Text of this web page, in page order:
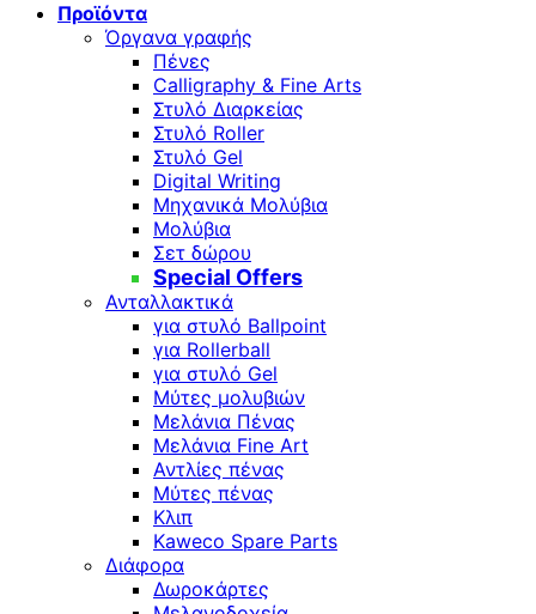
Προϊόντα
Όργανα γραφής
Πένες
Calligraphy & Fine Arts
Στυλό Διαρκείας
Στυλό Roller
Στυλό Gel
Digital Writing
Μηχανικά Μολύβια
Μολύβια
Σετ δώρου
Special Offers
Ανταλλακτικά
για στυλό Ballpoint
για Rollerball
για στυλό Gel
Μύτες μολυβιών
Μελάνια Πένας
Μελάνια Fine Art
Αντλίες πένας
Μύτες πένας
Κλιπ
Kaweco Spare Parts
Διάφορα
Δωροκάρτες